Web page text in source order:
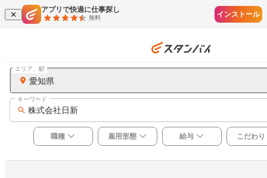
アプリで快適に仕事探し
無料 インストール
愛知県
エリア、駅
株式会社日新
キーワード
職種 雇用形態 給与 こだわり